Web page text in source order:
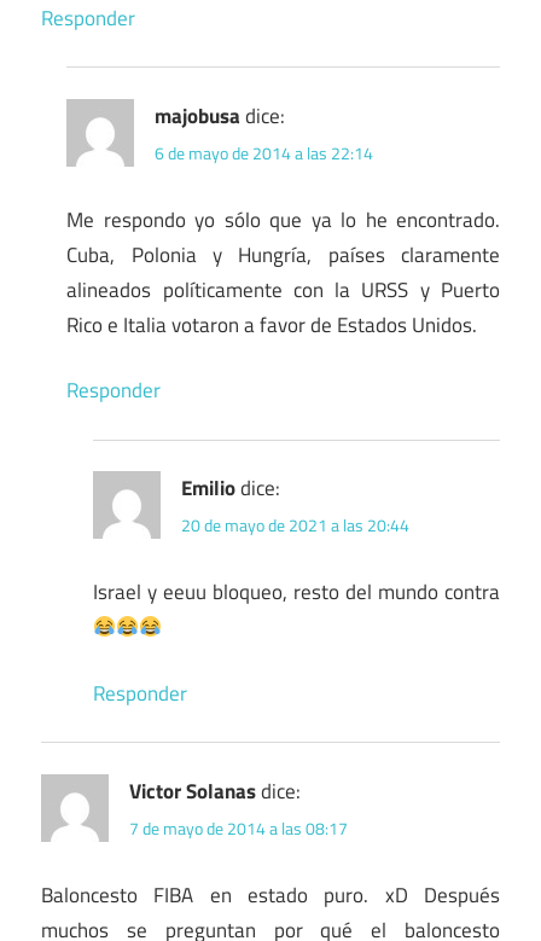
Responder
majobusa dice:
6 de mayo de 2014 a las 22:14
Me respondo yo sólo que ya lo he encontrado.
Cuba, Polonia y Hungría, países claramente
alineados políticamente con la URSS y Puerto
Rico e Italia votaron a favor de Estados Unidos.
Responder
Emiliodice:
20 de mayo de 2021 a las 20:44
Israel y eeuu bloqueo, resto del mundo contra
Responder
Victor Solanasdice:
7 de mayo de 2014 a las 08:17
Baloncesto FIBA en estado puro. xD Después
muchos se preguntan por qué el baloncesto